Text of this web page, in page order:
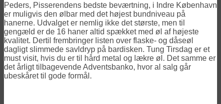
Peders, Pisserendens bedste beværtning, i Indre København
er muligvis den ølbar med det højest bundniveau på
hanerne. Udvalget er nemlig ikke det største, men til
gengæld er de 16 haner altid spækket med øl af højeste
kvalitet. Dertil frembringer listen over flaske- og dåseøl
dagligt slimmede savldryp på bardisken. Tung Tirsdag er et
must visit, hvis du er til hård metal og lækre øl. Det samme er
det årligt tilbagevende Adventsbanko, hvor al salg går
ubeskåret til gode formål.